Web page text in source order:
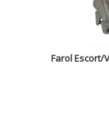
Farol Escort/